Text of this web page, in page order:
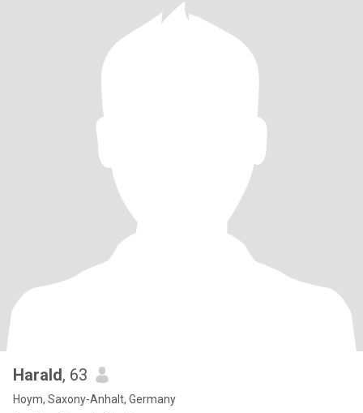
Harald, 63
Hoym, Saxony-Anhalt, Germany